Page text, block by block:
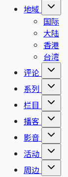
地域
国际
大陆
香港
台湾
评论
系列
栏目
播客
影音
活动
周边